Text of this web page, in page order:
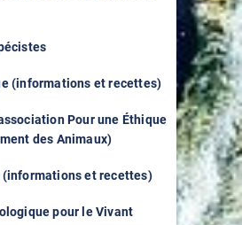
(informations et recettes)
Pour une Éthique
des Animaux)
(informations et recettes)
pour le Vivant